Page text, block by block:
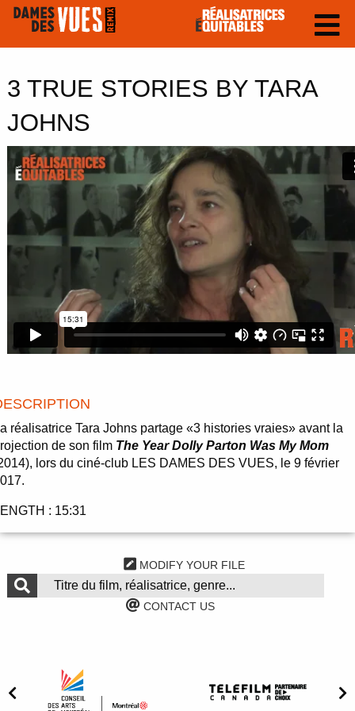
3 TRUE STORIES BY TARA
JOHNS
réalisatrice Tara Johns partage «3 histories vraies» avant la
de son film The Year Dolly Parton Was My Mom
lors du ciné-club LES DAMES DES VUES, le 9 février
: 15:31
MODIFY YOUR FILE
CONTACT US